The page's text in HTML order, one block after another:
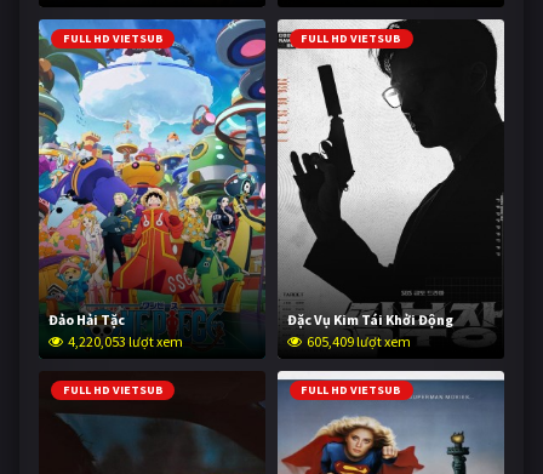
FULL HD VIETSUB
Đảo Hải Tặc
4,220,053 lượt xem
FULL HD VIETSUB
Đặc Vụ Kim Tái Khởi Động
605,409 lượt xem
FULL HD VIETSUB FULL HD VIETSUB